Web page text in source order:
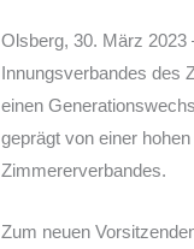
Olsberg, 30. März
Innungsverbandes des
einen
geprägt von einer
Zimmererverbandes.
Zum neuen